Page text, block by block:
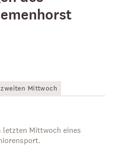
Mittwoch
letzten Mittwoch eines